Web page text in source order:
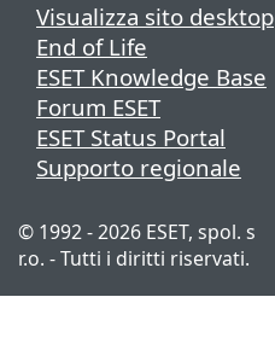
Visualizza sito desktop
End of Life
ESET Knowledge Base
Forum ESET
ESET Status Portal
Supporto regionale
© 1992 - 2026 ESET, spol. s
r.o. - Tutti i diritti riservati.